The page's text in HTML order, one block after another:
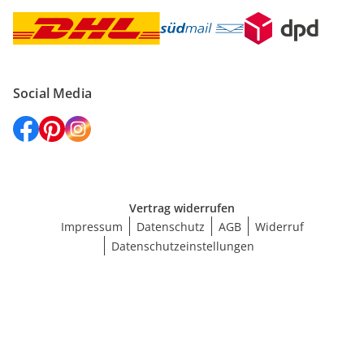
Social Media
Vertrag widerrufen
Impressum
Datenschutz AGB
Widerruf
Datenschutzeinstellungen